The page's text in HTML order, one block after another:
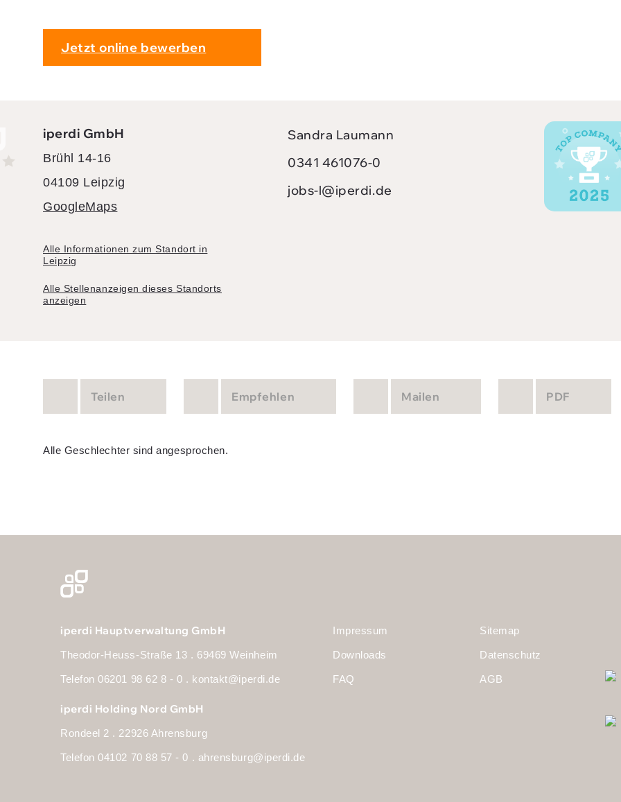
Jetzt online bewerben
iperdi GmbH
Brühl 14-16
04109 Leipzig
GoogleMaps
Alle Informationen zum Standort in
Leipzig
Alle Stellenanzeigen dieses Standorts
anzeigen
Sandra Laumann
0341 461076-0
jobs-l@iperdi.de
Teilen Empfehlen Mailen PDF
Alle Geschlechter sind angesprochen.
iperdi Hauptverwaltung GmbH
Theodor-Heuss-Straße 13 . 69469 Weinheim
Telefon 06201 98 62 8 - 0 . kontakt@iperdi.de
iperdi Holding Nord GmbH
Rondeel 2 . 22926 Ahrensburg
Telefon 04102 70 88 57 - 0 . ahrensburg@iperdi.de
Impressum
Downloads
FAQ
Sitemap
Datenschutz
AGB